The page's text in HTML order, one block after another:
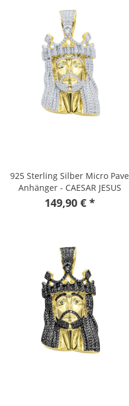
925 Sterling Silber Micro Pave
Anhänger - CAESAR JESUS
gold
149,90 € *